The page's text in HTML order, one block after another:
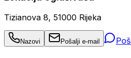
Tizianova 8, 51000 Rijeka
Nazovi Pošalji e-mail